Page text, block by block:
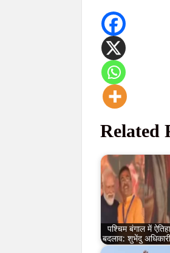
Related
पश्चिम बंगाल में
बदलाव: शुभेंदु